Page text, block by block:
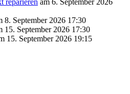
reparieren am 6. September 2026
8. September 2026 17:30
15. September 2026 17:30
15. September 2026 19:15